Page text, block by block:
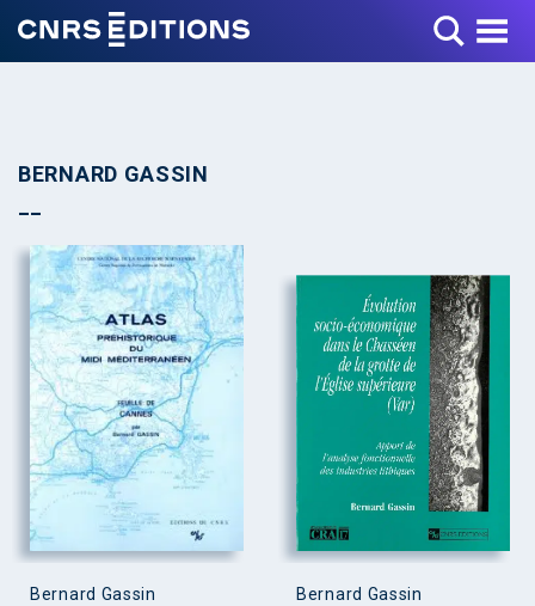
Toggle Menu
BERNARD GASSIN
Bernard Gassin Bernard Gassin